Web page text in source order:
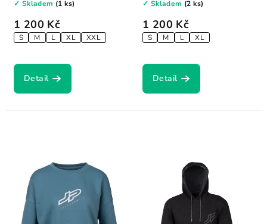
1 200 Kč
S M L XL XXL
✓ Skladem (1 ks)
Detail
1 200 Kč
S M L XL
✓ Skladem (2 ks)
Detail